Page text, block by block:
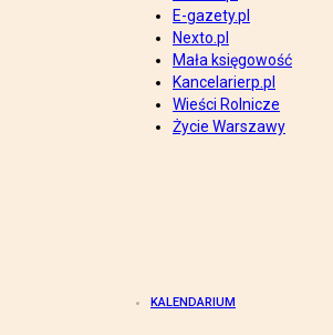
E-gazety.pl
Nexto.pl
Mała księgowość
Kancelarierp.pl
Wieści Rolnicze
Życie Warszawy
KALENDARIUM